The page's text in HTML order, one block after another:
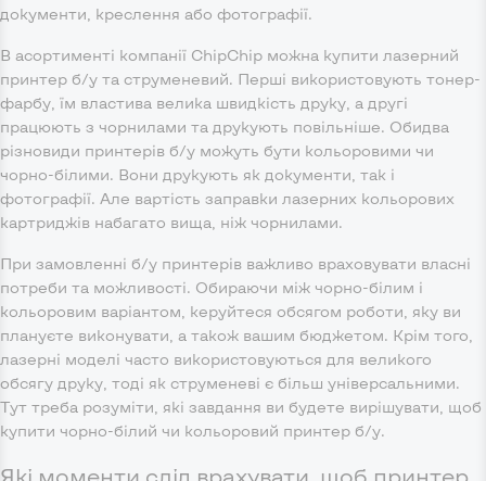
документи, креслення або фотографії.
В асортименті компанії ChipChip можна купити лазерний
принтер б/у та струменевий. Перші використовують тонер-
фарбу, їм властива велика швидкість друку, а другі
працюють з чорнилами та друкують повільніше. Обидва
різновиди принтерів б/у можуть бути кольоровими чи
чорно-білими. Вони друкують як документи, так і
фотографії. Але вартість заправки лазерних кольорових
картриджів набагато вища, ніж чорнилами.
При замовленні б/у принтерів важливо враховувати власні
потреби та можливості. Обираючи між чорно-білим і
кольоровим варіантом, керуйтеся обсягом роботи, яку ви
плануєте виконувати, а також вашим бюджетом. Крім того,
лазерні моделі часто використовуються для великого
обсягу друку, тоді як струменеві є більш універсальними.
Тут треба розуміти, які завдання ви будете вирішувати, щоб
купити чорно-білий чи кольоровий принтер б/у.
Які моменти слід врахувати, щоб принтер